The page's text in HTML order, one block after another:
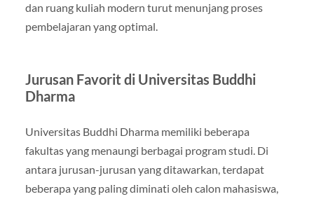
dan ruang kuliah modern turut menunjang proses
pembelajaran yang optimal.
Jurusan Favorit di Universitas Buddhi
Dharma
Universitas Buddhi Dharma memiliki beberapa
fakultas yang menaungi berbagai program studi. Di
antara jurusan-jurusan yang ditawarkan, terdapat
beberapa yang paling diminati oleh calon mahasiswa,